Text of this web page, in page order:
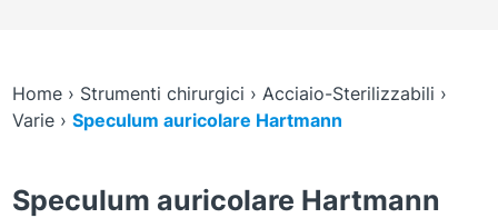
Home› Strumenti chirurgici › Acciaio-Sterilizzabili ›
Varie› Speculum auricolare Hartmann
Speculum auricolare Hartmann